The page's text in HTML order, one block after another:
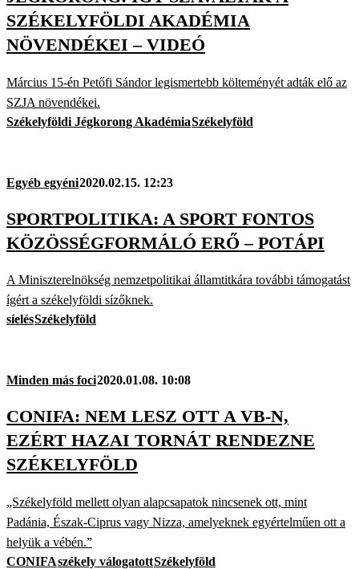
SZÉKELYFÖLDI AKADÉMIA
NÖVENDÉKEI – VIDEÓ
Március 15-én Petőfi Sándor legismertebb költeményét adták elő az
SZJA növendékei.
Székelyföldi Jégkorong AkadémiaSzékelyföld
Egyéb egyéni2020.02.15. 12:23
SPORTPOLITIKA: A SPORT FONTOS
KÖZÖSSÉGFORMÁLÓ ERŐ – POTÁPI
A Miniszterelnökség nemzetpolitikai államtitkára további támogatást
ígért a székelyföldi sízőknek.
síelésSzékelyföld
Minden más foci2020.01.08. 10:08
CONIFA: NEM LESZ OTT A VB-N,
EZÉRT HAZAI TORNÁT RENDEZNE
SZÉKELYFÖLD
„Székelyföld mellett olyan alapcsapatok nincsenek ott, mint
Padánia, Észak-Ciprus vagy Nizza, amelyeknek egyértelműen ott a
helyük a vébén.”
CONIFAszékely válogatottSzékelyföld